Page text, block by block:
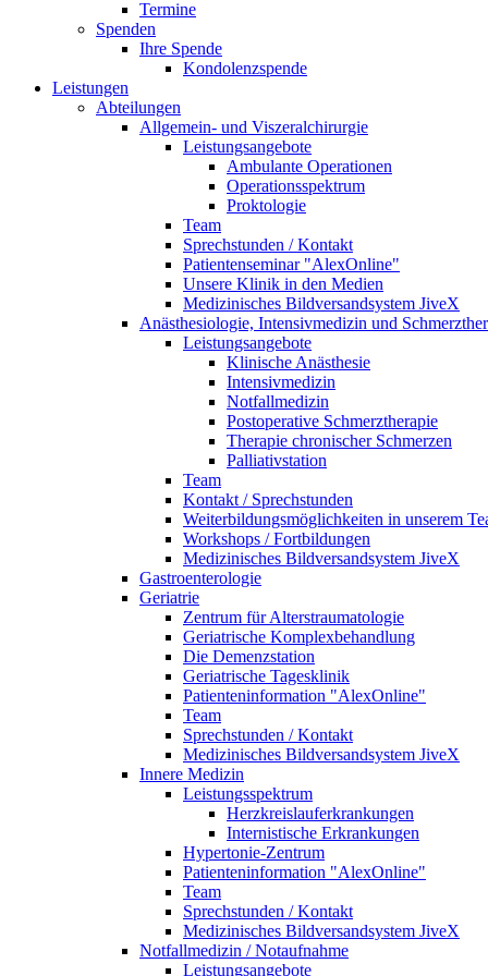
Termine
Spenden
Ihre Spende
Kondolenzspende
Leistungen
Abteilungen
Allgemein- und Viszeralchirurgie
Leistungsangebote
Ambulante Operationen
Operationsspektrum
Proktologie
Team
Sprechstunden / Kontakt
Patientenseminar "AlexOnline"
Unsere Klinik in den Medien
Medizinisches Bildversandsystem JiveX
Anästhesiologie, Intensivmedizin und
Leistungsangebote
Klinische Anästhesie
Intensivmedizin
Notfallmedizin
Postoperative Schmerztherapie
Therapie chronischer Schmerzen
Palliativstation
Team
Kontakt / Sprechstunden
Weiterbildungsmöglichkeiten in unserem
Workshops / Fortbildungen
Medizinisches Bildversandsystem JiveX
Gastroenterologie
Geriatrie
Zentrum für Alterstraumatologie
Geriatrische Komplexbehandlung
Die Demenzstation
Geriatrische Tagesklinik
Patienteninformation "AlexOnline"
Team
Sprechstunden / Kontakt
Medizinisches Bildversandsystem JiveX
Innere Medizin
Leistungsspektrum
Herzkreislauferkrankungen
Internistische Erkrankungen
Hypertonie-Zentrum
Patienteninformation "AlexOnline"
Team
Sprechstunden / Kontakt
Medizinisches Bildversandsystem JiveX
Notfallmedizin / Notaufnahme
Leistungsangebote